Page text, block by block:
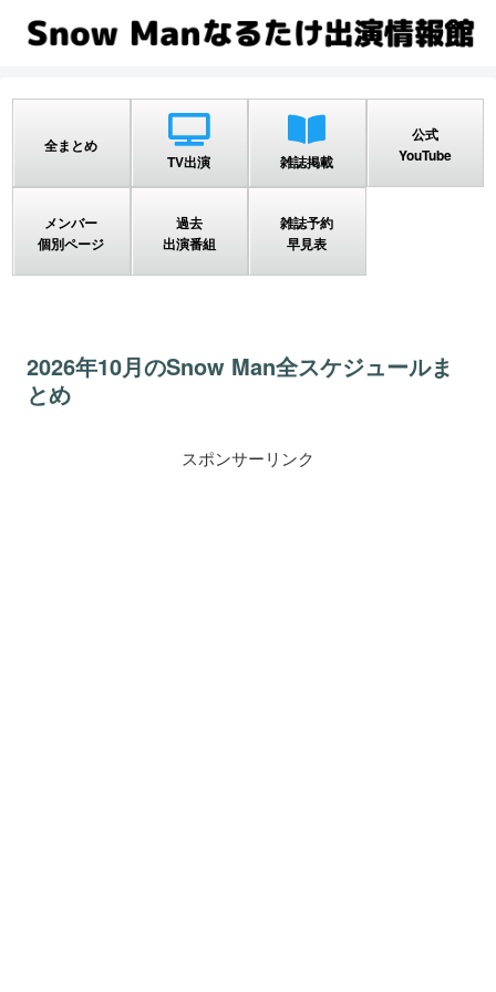
全まとめ
TV出演
雑誌掲載
公式
YouTube
メンバー
個別ページ
過去
出演番組
雑誌予約
早見表
2026年10月のSnow Man全スケジュールま
とめ
スポンサーリンク